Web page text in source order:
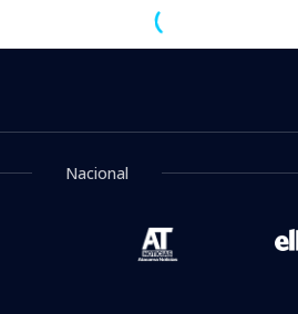
al